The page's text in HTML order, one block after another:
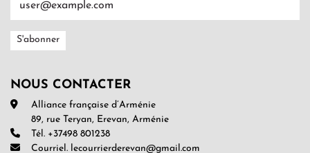
NOUS CONTACTER
Alliance française d’Arménie
89, rue Teryan, Erevan, Arménie
Tél. +37498 801238
Courriel. lecourrierderevan@gmail.com